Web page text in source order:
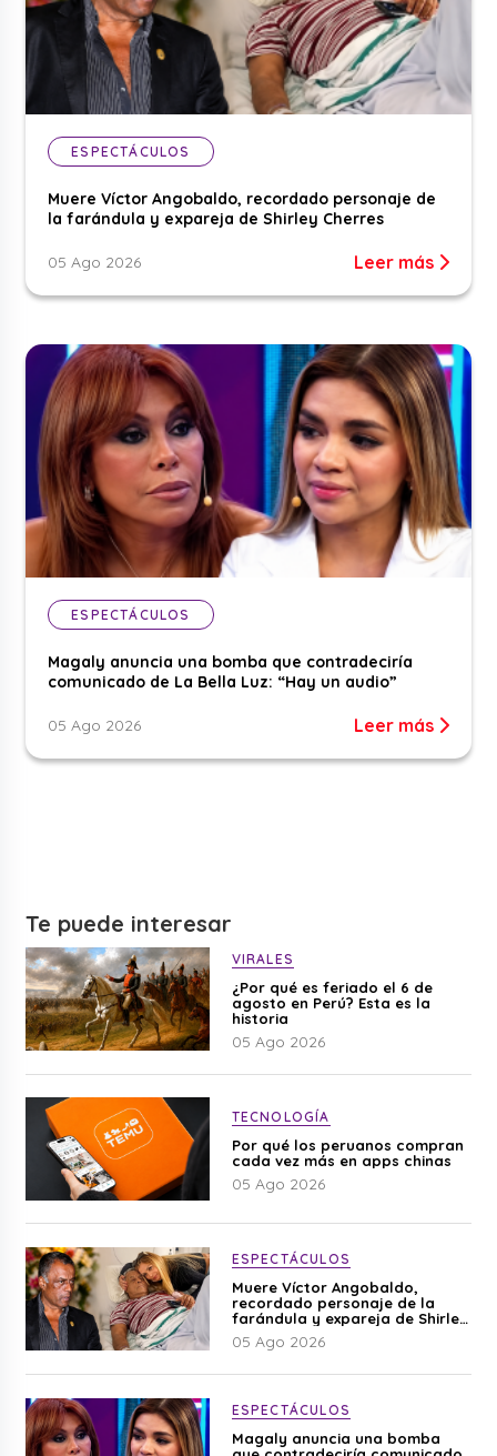
ESPECTÁCULOS
Muere Víctor Angobaldo, recordado personaje de
la farándula y expareja de Shirley Cherres
05 Ago 2026 Leer más
ESPECTÁCULOS
Magaly anuncia una bomba que contradeciría
comunicado de La Bella Luz: “Hay un audio”
05 Ago 2026 Leer más
Te puede interesar
VIRALES
¿Por qué es feriado el 6 de
agosto en Perú? Esta es la
historia
05 Ago 2026
TECNOLOGÍA
Por qué los peruanos compran
cada vez más en apps chinas
05 Ago 2026
ESPECTÁCULOS
Muere Víctor Angobaldo,
recordado personaje de la
farándula y expareja de Shirley
Cherres
05 Ago 2026
ESPECTÁCULOS
Magaly anuncia una bomba